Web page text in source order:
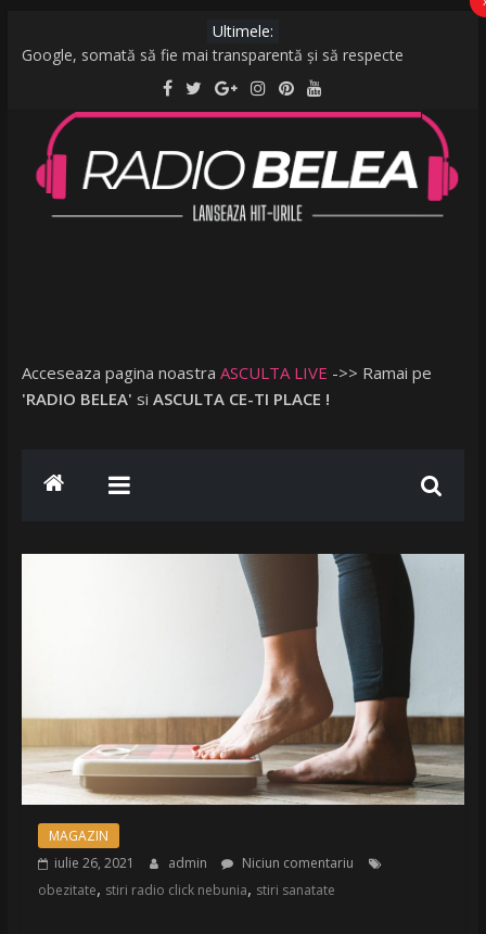
Ultimele:
Google, somată să fie mai transparentă și să respecte
legislația UE: Cum stabilește ordinea rezultatelor unei căutări?
De la caniculă la vijelii în câteva minute. O furtună puternică a
făcut ravagii în zeci de localități și în București
Raed Arafat: Nu cred că vorbim despre discriminare dacă se
limitează accesul celor nevaccinați în anumite locații
AMI – O Fată Obişnuită
Ce a postat Lambada, fosta soție a lui Tzancă Uraganu, la
Acceseaza pagina noastra ASCULTA LIVE ->> Ramai pe
'RADIO BELEA' si ASCULTA CE-TI PLACE !
MAGAZIN
iulie 26, 2021
admin
Niciun comentariu
obezitate, stiri radio click nebunia, stiri sanatate